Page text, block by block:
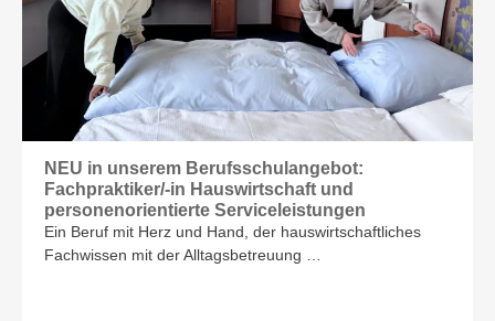
NEU in unserem Berufsschulangebot:
Fachpraktiker/-in Hauswirtschaft und
personenorientierte Serviceleistungen
Ein Beruf mit Herz und Hand, der hauswirtschaftliches
Fachwissen mit der Alltagsbetreuung …